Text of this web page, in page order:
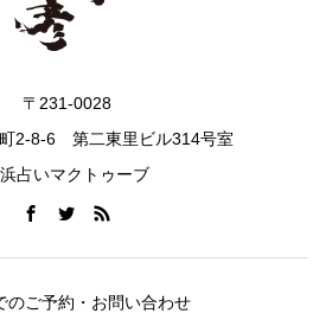
〒231-0028
2-8-6 第二東里ビル314号室
占いマクトゥーブ
のご予約・お問い合わせ